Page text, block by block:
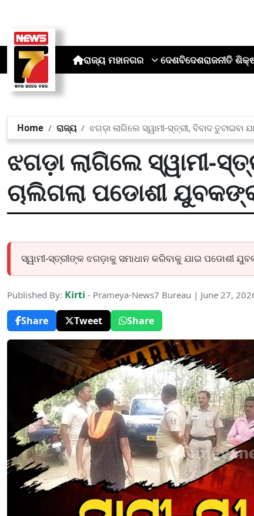
ରାଜ୍ୟ ମହାନଗର ଦେଶବିଦେଶରାଜନୀତି
Home ରାଜ୍ୟ ଝଗଡ଼ା ଲାଗିଲେ ସ୍ୱାମୀ-ସ୍ତ୍ରୀ, ବିବାଦ ତୁଟାଇବା
ଝଗଡ଼ା ଲାଗିଲେ ସ୍ୱାମୀ-
ଚାଲିଗଲା ପଡୋଶୀ
ସ୍ୱାମୀ-ସ୍ତ୍ରୀଙ୍କ ଝଗଡ଼ାକୁ ସମାଧାନ କରିବାକୁ ଯାଇ ପଡୋଶୀ
Published By: Kirti - Prameya-News7 Bureau | June 27,
Share
Tweet Share